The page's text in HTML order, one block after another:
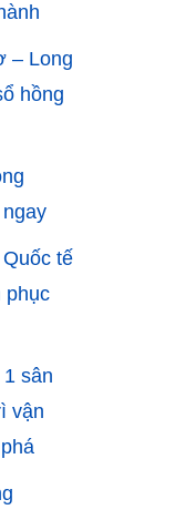
– Long
hồng
tế
phục
sân
vận